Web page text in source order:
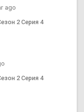
ago
2 Серия 4
2 Серия 4